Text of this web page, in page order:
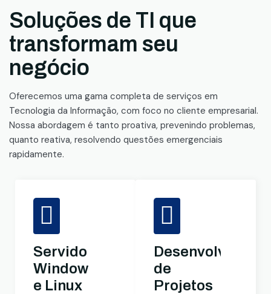
Soluções de TI que
transformam seu
negócio
Oferecemos uma gama completa de serviços em
Tecnologia da Informação, com foco no cliente empresarial.
Nossa abordagem é tanto proativa, prevenindo problemas,
quanto reativa, resolvendo questões emergenciais
rapidamente.
Servidores
Windows
e Linux
de
Projetos